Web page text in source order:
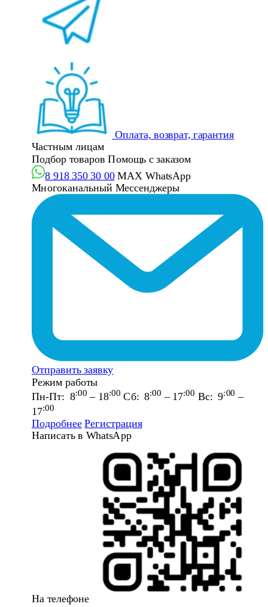
Оплата, возврат, гарантия
Частным лицам
Подбор товаров Помощь с заказом
8 918 350 30 00 MAX WhatsApp
Многоканальный Мессенджеры
Отправить заявку
Режим работы
Пн-Пт: 8:00 – 18:00 Сб: 8:00 – 17:00 Вс: 9:00 –
17:00
Подробнее Регистрация
Написать в WhatsApp
На телефоне